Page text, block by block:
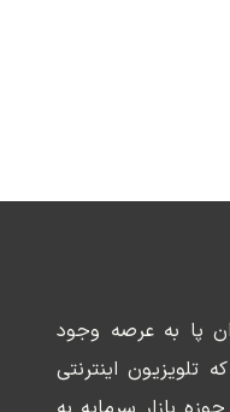
پا به عرصه وجود
۱۳۹۹ برمی‌گردد؛ زمانی که تلویزیون اینترنتی